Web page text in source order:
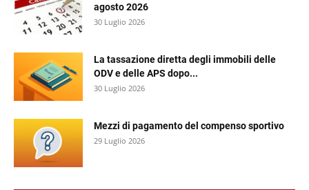
agosto 2026
30 Luglio 2026
La tassazione diretta degli immobili delle
ODV e delle APS dopo...
30 Luglio 2026
Mezzi di pagamento del compenso sportivo
29 Luglio 2026